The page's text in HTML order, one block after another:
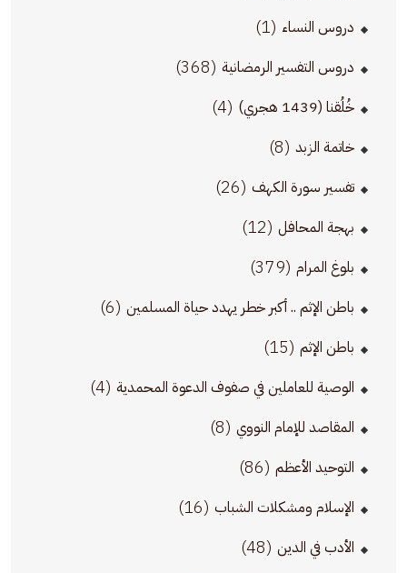
دروس النساء (1)
دروس التفسير الرمضانية (368)
خُلُقنا (1439 هجري) (4)
خاتمة الزبد (8)
تفسير سورة الكهف (26)
بهجة المحافل (12)
بلوغ المرام (379)
باطن الإثم .. أكبر خطر يهدد حياة المسلمين (6)
باطن الإثم (15)
الوصية للعاملين في صفوف الدعوة المحمدية (4)
المقاصد للإمام النووي (8)
التوحيد الأعظم (86)
الإسلام ومشكلات الشباب (16)
الأدب في الدين (48)